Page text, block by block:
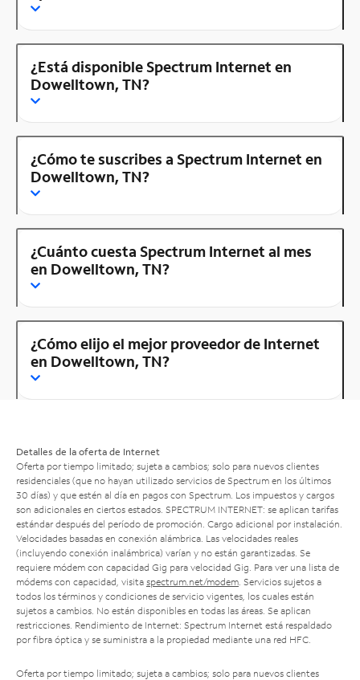
¿Está disponible Spectrum Internet en
Dowelltown, TN?
¿Cómo te suscribes a Spectrum Internet en
Dowelltown, TN?
¿Cuánto cuesta Spectrum Internet al mes
en Dowelltown, TN?
¿Cómo elijo el mejor proveedor de Internet
en Dowelltown, TN?
Detalles de la oferta de Internet
Oferta por tiempo limitado; sujeta a cambios; solo para nuevos clientes
residenciales (que no hayan utilizado servicios de Spectrum en los últimos
30 días) y que estén al día en pagos con Spectrum. Los impuestos y cargos
son adicionales en ciertos estados. SPECTRUM INTERNET: se aplican tarifas
estándar después del período de promoción. Cargo adicional por instalación.
Velocidades basadas en conexión alámbrica. Las velocidades reales
(incluyendo conexión inalámbrica) varían y no están garantizadas. Se
requiere módem con capacidad Gig para velocidad Gig. Para ver una lista de
módems con capacidad, visita spectrum.net/modem . Servicios sujetos a
todos los términos y condiciones de servicio vigentes, los cuales están
sujetos a cambios. No están disponibles en todas las áreas. Se aplican
restricciones. Rendimiento de Internet: Spectrum Internet está respaldado
por fibra óptica y se suministra a la propiedad mediante una red HFC.
Oferta por tiempo limitado; sujeta a cambios; solo para nuevos clientes